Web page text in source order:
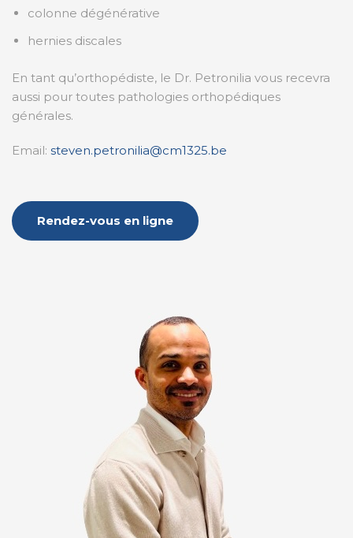
colonne dégénérative
hernies discales
En tant qu’orthopédiste, le Dr. Petronilia vous recevra
aussi pour toutes pathologies orthopédiques
générales.
​Email: steven.petronilia@cm1325.be
Rendez-vous en ligne